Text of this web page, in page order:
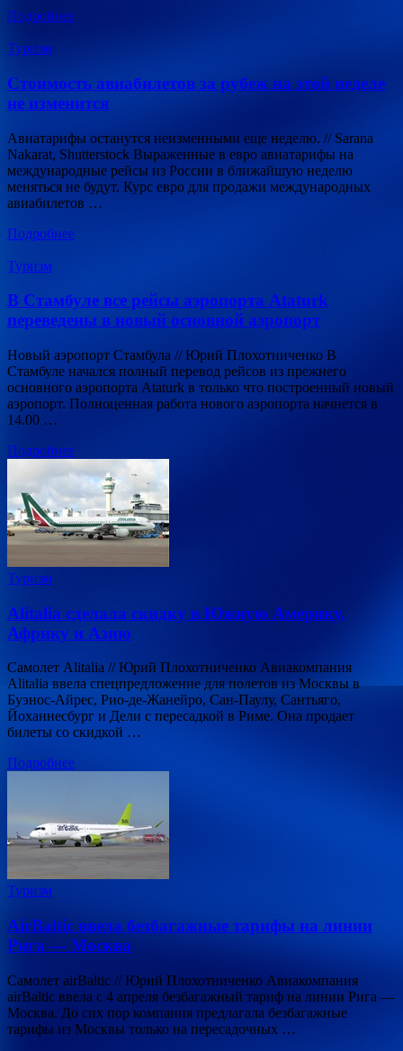
Подробнее
Туризм
Стоимость авиабилетов за рубеж на этой неделе
не изменится
Авиатарифы останутся неизменными еще неделю. // Sarana
Nakarat, Shutterstock Выраженные в евро авиатарифы на
международные рейсы из России в ближайшую неделю
меняться не будут. Курс евро для продажи международных
авиабилетов …
Подробнее
Туризм
В Стамбуле все рейсы аэропорта Ataturk
переведены в новый основной аэропорт
Новый аэропорт Стамбула // Юрий Плохотниченко В
Стамбуле начался полный перевод рейсов из прежнего
основного аэропорта Ataturk в только что построенный новый
аэропорт. Полноценная работа нового аэропорта начнется в
14.00 …
Подробнее
Туризм
Alitalia сделала скидку в Южную Америку,
Африку и Азию
Самолет Alitalia // Юрий Плохотниченко Авиакомпания
Alitalia ввела спецпредложение для полетов из Москвы в
Буэнос-Айрес, Рио-де-Жанейро, Сан-Паулу, Сантьяго,
Йоханнесбург и Дели с пересадкой в Риме. Она продает
билеты со скидкой …
Подробнее
Туризм
AirBaltic ввела безбагажные тарифы на линии
Рига — Москва
Самолет airBaltic // Юрий Плохотниченко Авиакомпания
airBaltic ввела с 4 апреля безбагажный тариф на линии Рига —
Москва. До сих пор компания предлагала безбагажные
тарифы из Москвы только на пересадочных …